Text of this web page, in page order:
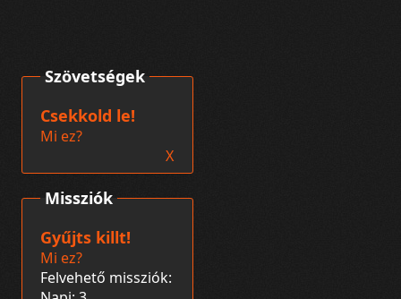
Missziók
Gyűjts killt!
Mi ez?
Felvehető missziók:
Szövetségek
Csekkold le!
Mi ez?
X